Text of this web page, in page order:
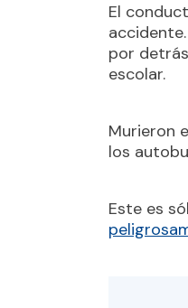
El
por
escolar.
Murieron
los
Este es